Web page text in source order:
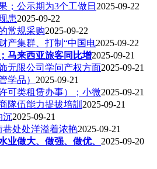
；公示期为3个工做日 2025-09-22
患2025-09-22
常规采购2025-09-22
产集群、打制“中国电2025-09-22
马来西亚旅客同比增2025-09-21
无限公司学问产权方面2025-09-21
学品） 2025-09-21
可类租赁办事）；小微2025-09-21
隊伍能力提拔培訓 2025-09-21
沉2025-09-21
处处洋溢着浓艳2025-09-21
业做大、做强、做优、 2025-09-20